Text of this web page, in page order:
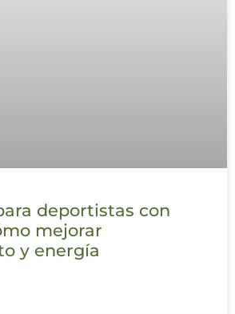
deportistas con
mejorar
y energía